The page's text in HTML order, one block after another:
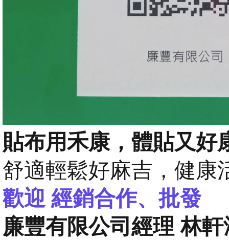
貼布用禾康，體貼又好
舒適輕鬆好麻吉，健康
歡迎 經銷合作、批發
廉豐有限公司經理 林軒